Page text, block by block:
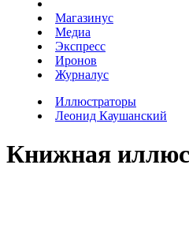
Магазинус
Медиа
Экспресс
Иронов
Журналус
Иллюстраторы
Леонид Каушанский
Книжная